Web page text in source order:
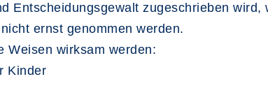
Entscheidungsgewalt zugeschrieben
ernst genommen werden.
Weisen wirksam werden:
Kinder